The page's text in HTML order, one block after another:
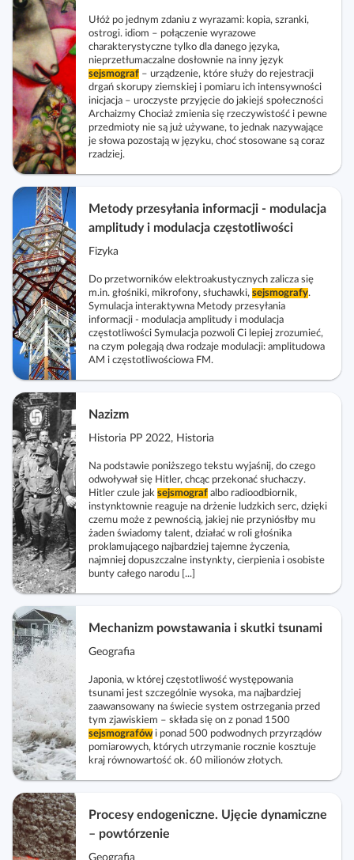
Ułóż po jednym zdaniu z wyrazami: kopia, szranki,
ostrogi. idiom – połączenie wyrazowe
charakterystyczne tylko dla danego języka,
nieprzetłumaczalne dosłownie na inny język
sejsmograf – urządzenie, które służy do rejestracji
drgań skorupy ziemskiej i pomiaru ich intensywności
inicjacja – uroczyste przyjęcie do jakiejś społeczności
Archaizmy Chociaż zmienia się rzeczywistość i pewne
przedmioty nie są już używane, to jednak nazywające
je słowa pozostają w języku, choć stosowane są coraz
rzadziej.
Metody przesyłania informacji - modulacja
amplitudy i modulacja częstotliwości
Fizyka
Do przetworników elektroakustycznych zalicza się
m.in. głośniki, mikrofony, słuchawki, sejsmografy.
Symulacja interaktywna Metody przesyłania
informacji - modulacja amplitudy i modulacja
częstotliwości Symulacja pozwoli Ci lepiej zrozumieć,
na czym polegają dwa rodzaje modulacji: amplitudowa
AM i częstotliwościowa FM.
Nazizm
Historia PP 2022, Historia
Na podstawie poniższego tekstu wyjaśnij, do czego
odwoływał się Hitler, chcąc przekonać słuchaczy.
Hitler czule jak sejsmograf albo radioodbiornik,
instynktownie reaguje na drżenie ludzkich serc, dzięki
czemu może z pewnością, jakiej nie przyniósłby mu
żaden świadomy talent, działać w roli głośnika
proklamującego najbardziej tajemne życzenia,
najmniej dopuszczalne instynkty, cierpienia i osobiste
bunty całego narodu [...]
Mechanizm powstawania i skutki tsunami
Geografia
Japonia, w której częstotliwość występowania
tsunami jest szczególnie wysoka, ma najbardziej
zaawansowany na świecie system ostrzegania przed
tym zjawiskiem – składa się on z ponad 1500
sejsmografówi ponad 500 podwodnych przyrządów
pomiarowych, których utrzymanie rocznie kosztuje
kraj równowartość ok. 60 milionów złotych.
Procesy endogeniczne. Ujęcie dynamiczne
– powtórzenie
Geografia